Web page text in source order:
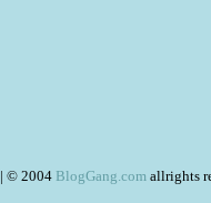
| © 2004 BlogGang.com allrights